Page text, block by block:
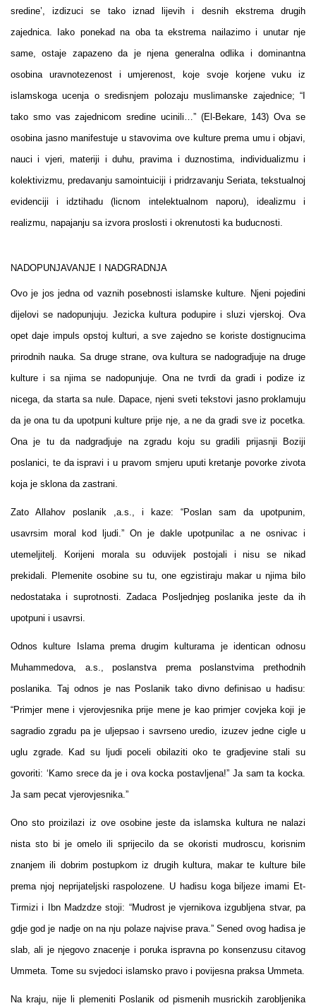
sredine’, izdizuci se tako iznad lijevih i desnih ekstrema drugih
zajednica. Iako ponekad na oba ta ekstrema nailazimo i unutar nje
same, ostaje zapazeno da je njena generalna odlika i dominantna
osobina uravnotezenost i umjerenost, koje svoje korjene vuku iz
islamskoga ucenja o sredisnjem polozaju muslimanske zajednice; “I
tako smo vas zajednicom sredine ucinili…” (El-Bekare, 143) Ova se
osobina jasno manifestuje u stavovima ove kulture prema umu i objavi,
nauci i vjeri, materiji i duhu, pravima i duznostima, individualizmu i
kolektivizmu, predavanju samointuiciji i pridrzavanju Seriata, tekstualnoj
evidenciji i idztihadu (licnom intelektualnom naporu), idealizmu i
realizmu, napajanju sa izvora proslosti i okrenutosti ka buducnosti.
NADOPUNJAVANJE I NADGRADNJA
Ovo je jos jedna od vaznih posebnosti islamske kulture. Njeni pojedini
dijelovi se nadopunjuju. Jezicka kultura podupire i sluzi vjerskoj. Ova
opet daje impuls opstoj kulturi, a sve zajedno se koriste dostignucima
prirodnih nauka. Sa druge strane, ova kultura se nadogradjuje na druge
kulture i sa njima se nadopunjuje. Ona ne tvrdi da gradi i podize iz
nicega, da starta sa nule. Dapace, njeni sveti tekstovi jasno proklamuju
da je ona tu da upotpuni kulture prije nje, a ne da gradi sve iz pocetka.
Ona je tu da nadgradjuje na zgradu koju su gradili prijasnji Boziji
poslanici, te da ispravi i u pravom smjeru uputi kretanje povorke zivota
koja je sklona da zastrani.
Zato Allahov poslanik ,a.s., i kaze: “Poslan sam da upotpunim,
usavrsim moral kod ljudi.” On je dakle upotpunilac a ne osnivac i
utemeljitelj. Korijeni morala su oduvijek postojali i nisu se nikad
prekidali. Plemenite osobine su tu, one egzistiraju makar u njima bilo
nedostataka i suprotnosti. Zadaca Posljednjeg poslanika jeste da ih
upotpuni i usavrsi.
Odnos kulture Islama prema drugim kulturama je identican odnosu
Muhammedova, a.s., poslanstva prema poslanstvima prethodnih
poslanika. Taj odnos je nas Poslanik tako divno definisao u hadisu:
“Primjer mene i vjerovjesnika prije mene je kao primjer covjeka koji je
sagradio zgradu pa je uljepsao i savrseno uredio, izuzev jedne cigle u
uglu zgrade. Kad su ljudi poceli obilaziti oko te gradjevine stali su
govoriti: ‘Kamo srece da je i ova kocka postavljena!” Ja sam ta kocka.
Ja sam pecat vjerovjesnika.”
Ono sto proizilazi iz ove osobine jeste da islamska kultura ne nalazi
nista sto bi je omelo ili sprijecilo da se okoristi mudroscu, korisnim
znanjem ili dobrim postupkom iz drugih kultura, makar te kulture bile
prema njoj neprijateljski raspolozene. U hadisu koga biljeze imami Et-
Tirmizi i Ibn Madzdze stoji: “Mudrost je vjernikova izgubljena stvar, pa
gdje god je nadje on na nju polaze najvise prava.” Sened ovog hadisa je
slab, ali je njegovo znacenje i poruka ispravna po konsenzusu citavog
Ummeta. Tome su svjedoci islamsko pravo i povijesna praksa Ummeta.
Na kraju, nije li plemeniti Poslanik od pismenih musrickih zarobljenika